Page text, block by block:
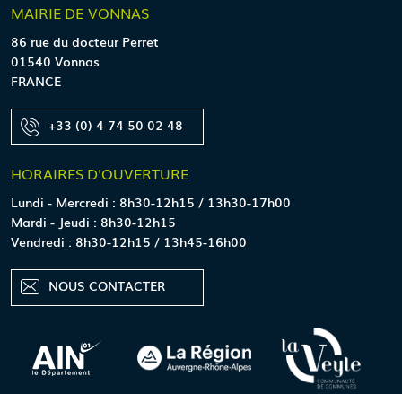
MAIRIE DE VONNAS
86 rue du docteur Perret
01540 Vonnas
FRANCE
+33 (0) 4 74 50 02 48
HORAIRES D'OUVERTURE
Lundi - Mercredi : 8h30-12h15 / 13h30-17h00
Mardi - Jeudi : 8h30-12h15
Vendredi : 8h30-12h15 / 13h45-16h00
NOUS CONTACTER